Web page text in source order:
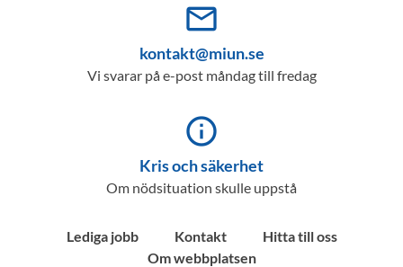
mail_outline
kontakt@miun.se
Vi svarar på e-post måndag till fredag
info_outline
Kris och säkerhet
Om nödsituation skulle uppstå
Lediga jobb Kontakt
Hitta till oss
Om webbplatsen